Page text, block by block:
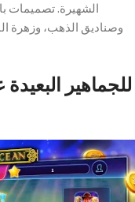
الشهيرة. تصميمات
وصناديق الذهب، وزهرة
للجماهير